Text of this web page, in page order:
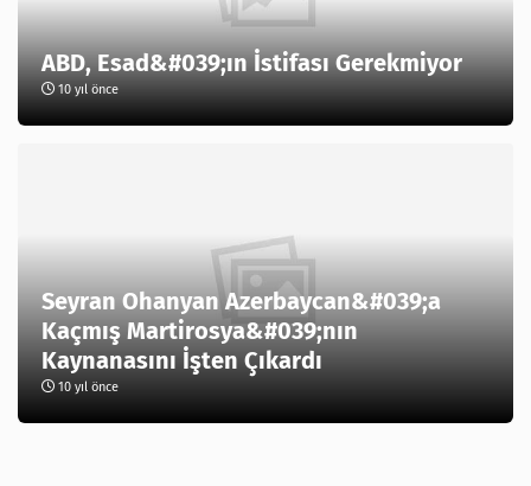
ABD, Esad&#039;ın İstifası Gerekmiyor
10 yıl önce
Seyran Ohanyan Azerbaycan&#039;a
Kaçmış Martirosya&#039;nın
Kaynanasını İşten Çıkardı
10 yıl önce